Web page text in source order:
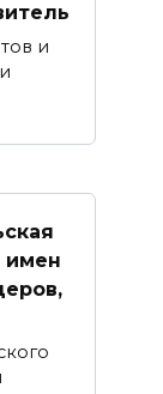
и
имен